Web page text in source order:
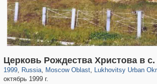
Церковь Рождества Христова в
1999, Russia
1,406,448 29,243
, Moscow Oblast
96,319 1,691
, Lukhovitsy Urban
818 12
октябрь 1999 г.